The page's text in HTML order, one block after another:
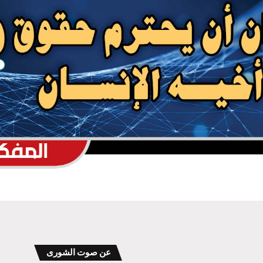
وزير خارجية إيران: باب المندب قضية تتجاوز
الإطار الإقليمي والمشكلات المرتبطة به تعود
جذورها إلى خلافات بين اليمن والسعودية
عن صوت الشورى